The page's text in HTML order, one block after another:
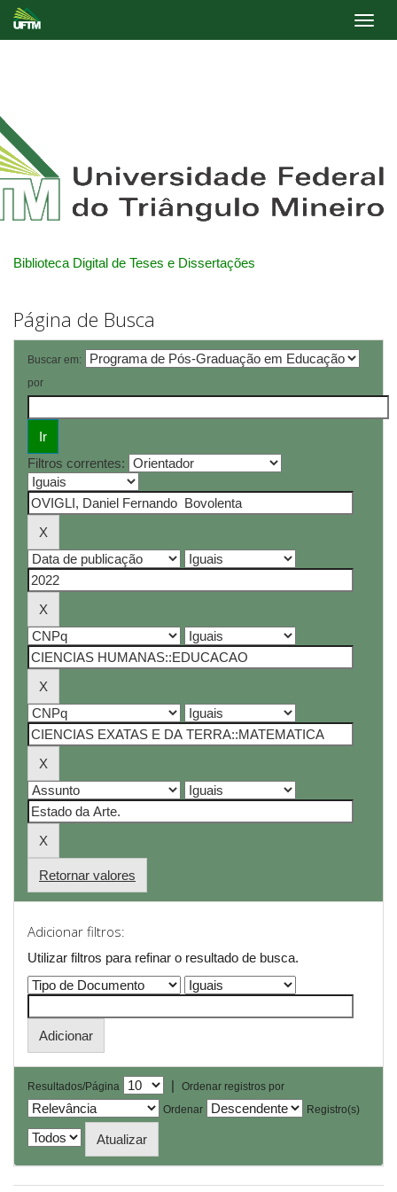
Biblioteca Digital de Teses e Dissertações
Página de Busca
Buscar em:
por
Filtros correntes:
Retornar valores
Adicionar filtros:
Utilizar filtros para refinar o resultado de busca.
Resultados/Página |
Ordenar registros por
Ordenar
Registro(s)